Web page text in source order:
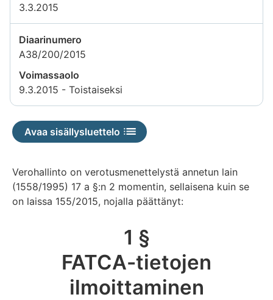
3.3.2015
Diaarinumero
A38/200/2015
Voimassaolo
9.3.2015 - Toistaiseksi
Avaa sisällysluettelo
Verohallinto on verotusmenettelystä annetun lain
(1558/1995) 17 a §:n 2 momentin, sellaisena kuin se
on laissa 155/2015, nojalla päättänyt:
1 §
FATCA-tietojen
ilmoittaminen